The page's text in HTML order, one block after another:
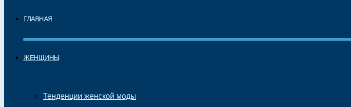
ГЛАВНАЯ
ЖЕНЩИНЫ
Тенденции женской моды